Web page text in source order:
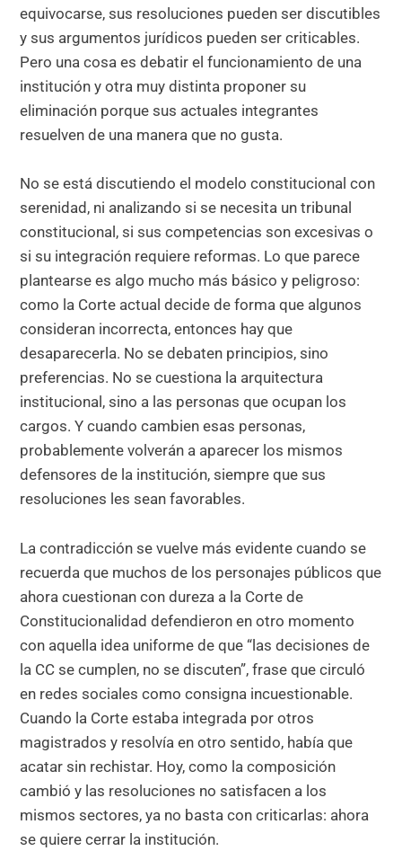
equivocarse, sus resoluciones pueden ser discutibles
y sus argumentos jurídicos pueden ser criticables.
Pero una cosa es debatir el funcionamiento de una
institución y otra muy distinta proponer su
eliminación porque sus actuales integrantes
resuelven de una manera que no gusta.
No se está discutiendo el modelo constitucional con
serenidad, ni analizando si se necesita un tribunal
constitucional, si sus competencias son excesivas o
si su integración requiere reformas. Lo que parece
plantearse es algo mucho más básico y peligroso:
como la Corte actual decide de forma que algunos
consideran incorrecta, entonces hay que
desaparecerla. No se debaten principios, sino
preferencias. No se cuestiona la arquitectura
institucional, sino a las personas que ocupan los
cargos. Y cuando cambien esas personas,
probablemente volverán a aparecer los mismos
defensores de la institución, siempre que sus
resoluciones les sean favorables.
La contradicción se vuelve más evidente cuando se
recuerda que muchos de los personajes públicos que
ahora cuestionan con dureza a la Corte de
Constitucionalidad defendieron en otro momento
con aquella idea uniforme de que “las decisiones de
la CC se cumplen, no se discuten”, frase que circuló
en redes sociales como consigna incuestionable.
Cuando la Corte estaba integrada por otros
magistrados y resolvía en otro sentido, había que
acatar sin rechistar. Hoy, como la composición
cambió y las resoluciones no satisfacen a los
mismos sectores, ya no basta con criticarlas: ahora
se quiere cerrar la institución.